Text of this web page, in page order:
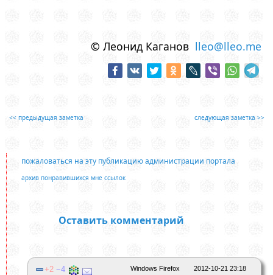
© Леонид Каганов lleo@lleo.me
<< предыдущая заметка следующая заметка >>
пожаловаться на эту публикацию администрации портала
архив понравившихся мне ссылок
Оставить комментарий
2012-10-21 23:18
Windows Firefox
2 4